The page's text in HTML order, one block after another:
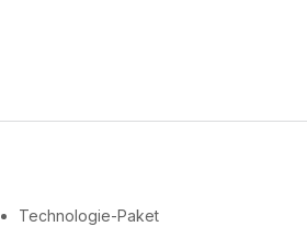
Technologie-Paket